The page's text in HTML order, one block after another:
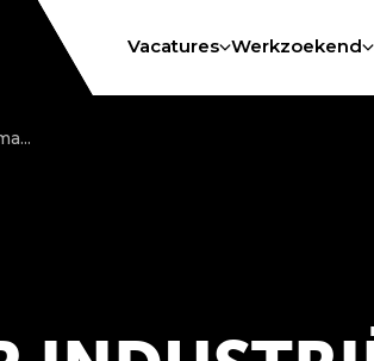
Vacatures Werkzoekend